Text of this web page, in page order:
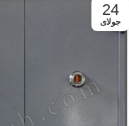
24
جولای